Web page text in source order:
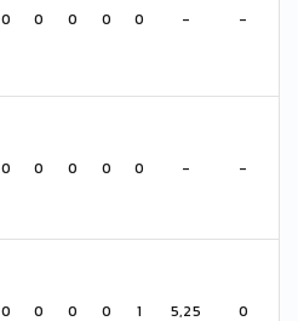
0 0 0 0 0 - -
0 0 0 0 0 - -
0 0 0 0 1 5,25 0